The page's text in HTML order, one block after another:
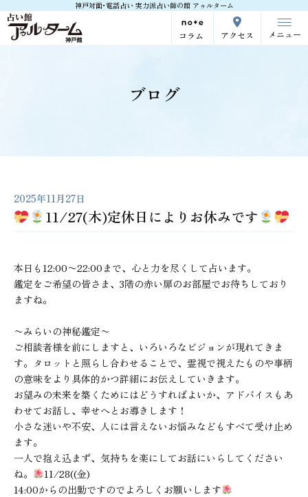
神戸対面･電話占い 実力派占い師の館 アゥルターム
コラム アクセス メニュー
ブログ
2025年11月27日
11/27(木)定休日によりお休みです
本日も12:00〜22:00まで、心と力を尽くして占います。
鑑定をご希望の皆さま、3階の赤い扉のお部屋でお待ちしており
ますね。
〜みらいの神秘鑑定〜
ご相談者様を前にしますと、いろいろなビジョンが現れてきま
す。タロットと照らし合わせることで、霊視で視えたものや事柄
の意味をより具体的かつ詳細にお伝えしていきます。
お望みの未来を築くためにはどうすればよいか、アドバイスもあ
わせてお話し、幸せへとお導きします！
小さな迷いや不安、人には言えないお悩みなどもすべて受け止め
ます。
一人で抱え込まず、気持ちを楽にしてお話にいらしてください
ね。
11/28((金)
14:00からの出勤ですのでよろしくお願いします